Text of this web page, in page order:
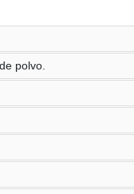
polvo.